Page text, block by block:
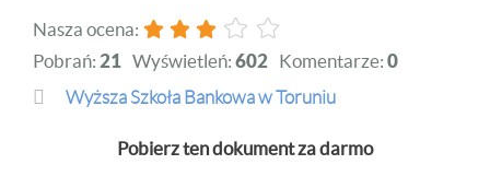
Nasza ocena:
Pobrań: 21 Wyświetleń: 602 Komentarze: 0
Wyższa Szkoła Bankowa w Toruniu
Pobierz ten dokument za darmo